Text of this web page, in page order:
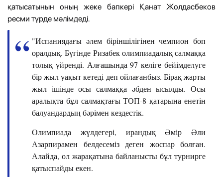
қатысатынын оның жеке бапкері Қанат Жолдасбеков
ресми түрде мәлімдеді.
"Испаниядағы әлем біріншілігінен чемпион боп
оралдық. Бүгінде Ризабек олимпиадалық салмаққа
толық үйренді. Алғашында 97 келіге бейімделуге
бір жыл уақыт кетеді деп ойлағанбыз. Бірақ жарты
жыл ішінде осы салмаққа әбден ысылды. Осы
аралықта бұл салмақтағы ТОП-8 қатарына енетін
балуандардың бәрімен кездестік.
Олимпиада жүлдегері, ирандық Әмір Әли
Азарпирамен белдесеміз деген жоспар болған.
Алайда, ол жарақатына байланысты бұл турнирге
қатыспайды екен.